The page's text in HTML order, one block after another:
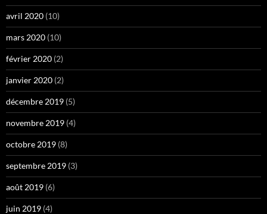
avril 2020 (10)
mars 2020 (10)
février 2020 (2)
janvier 2020 (2)
décembre 2019 (5)
novembre 2019 (4)
octobre 2019 (8)
septembre 2019 (3)
août 2019 (6)
juin 2019 (4)